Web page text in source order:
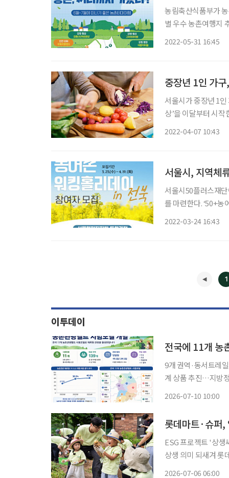
농림축산식품부가
별 우수 농촌여행지 추
2022-05-31 16:45
중장년 1인 가
서울시가 중장년 1인
상’을 이달부터 시
2022-04-07 10:43
서울시, 지역체
서울시50플러스재
를 마련한다. ‘50+
2022-03-24 16:43
1
이투데이
전국에 11개 농
9개 권역·동서트레
계 상품 추진…지방정부에 개발 가이
2026-07-10 10:00
롯데마트·슈퍼,
ESG 프로젝트 '상생
상생 의미 되새겨 롯데마트·슈퍼가 임직원 가족들과 함께 강원도 영월에서 친환경 농업의 가
2026-07-06 06:00